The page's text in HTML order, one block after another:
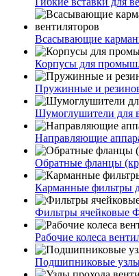
Всасывающие
Корпусы для
Пружинные и
Шумоглушители для
Направляющие
Обратные фланцы
Карманные фильтры
Фильтры
Рабочие колеса
Подшипниковые